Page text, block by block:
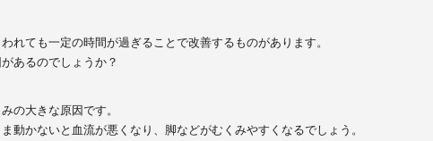
れても一定の時間が過ぎることで改善するものがあります。
あるのでしょうか？
の大きな原因です。
動かないと血流が悪くなり、脚などがむくみやすくなるでしょう。